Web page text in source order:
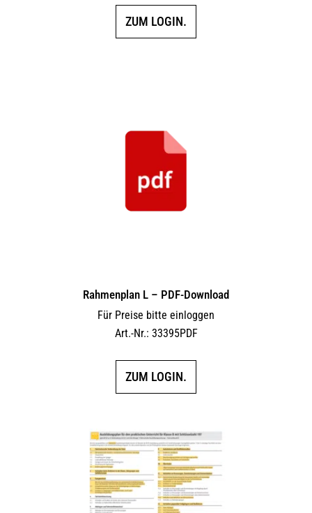
ZUM LOGIN.
Rahmenplan L – PDF-Download
Für Preise bitte einloggen
Art.-Nr.: 33395PDF
ZUM LOGIN.